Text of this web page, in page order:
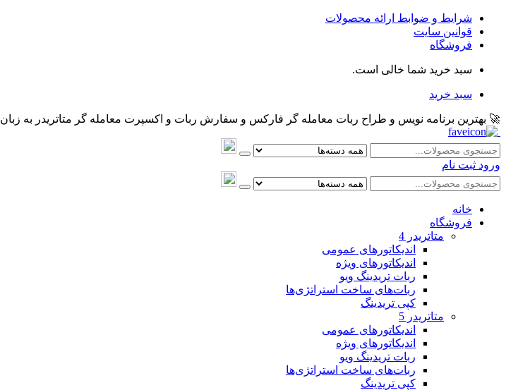
شرایط و ضوابط ارائه محصولات
قوانین سایت
فروشگاه
سبد خرید شما خالی است.
سبد خرید
🚀 بهترین برنامه نویس و طراح ربات معامله گر فارکس و سفارش ربات و اکسپرت معامله گر متاتریدر به زبان MQL4 و MQL5 | متااکسپرت
ورود ثبت نام
خانه
فروشگاه
متاتريدر 4
اندیکاتورهای عمومی
اندیکاتورهای ویژه
ربات تریدینگ ویو
ربات‌های ساخت استراتژی‌ها
کپی تریدینگ
متاتريدر 5
اندیکاتورهای عمومی
اندیکاتورهای ویژه
ربات تریدینگ ویو
ربات‌های ساخت استراتژی‌ها
کپی تریدینگ